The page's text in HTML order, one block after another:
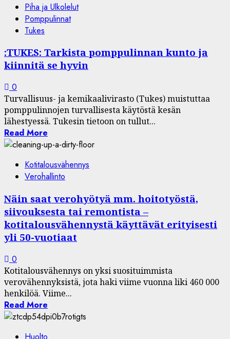
Piha ja Ulkolelut
Pomppulinnat
Tukes
:TUKES: Tarkista pomppulinnan kunto ja
kiinnitä se hyvin
0
Turvallisuus- ja kemikaalivirasto (Tukes) muistuttaa
pomppulinnojen turvallisesta käytöstä kesän
lähestyessä. Tukesin tietoon on tullut...
Read More
Kotitalousvähennys
Verohallinto
Näin saat verohyötyä mm. hoitotyöstä,
siivouksesta tai remontista –
kotitalousvähennystä käyttävät erityisesti
yli 50-vuotiaat
0
Kotitalousvähennys on yksi suosituimmista
verovähennyksistä, jota haki viime vuonna liki 460 000
henkilöä. Viime...
Read More
Huolto